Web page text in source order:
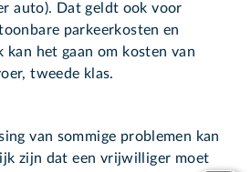
auto). Dat geldt ook voor
parkeerkosten en
kan het gaan om kosten van
tweede klas.
van sommige problemen kan
zijn dat een vrijwilliger moet